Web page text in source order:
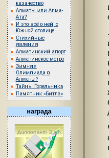
казачество
Алматы или Алма-
Ата?
И это всё о ней, о
Южной столице…
Стихийные
явления
Алматинский апорт
Алматинское метро
Зимняя
Олимпиада в
Алматы?
Тайны Горельника
Памятник «Битлз»
награда